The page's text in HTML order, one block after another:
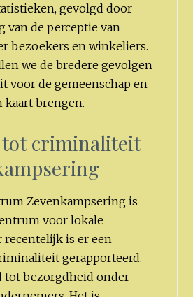
gevolgd door
van de perceptie van
bezoekers en winkeliers.
we de bredere gevolgen
voor de gemeenschap en
kaart brengen.
criminaliteit
Zevenkampsering is
voor lokale
recentelijk is er een
gerapporteerd.
tot bezorgdheid onder